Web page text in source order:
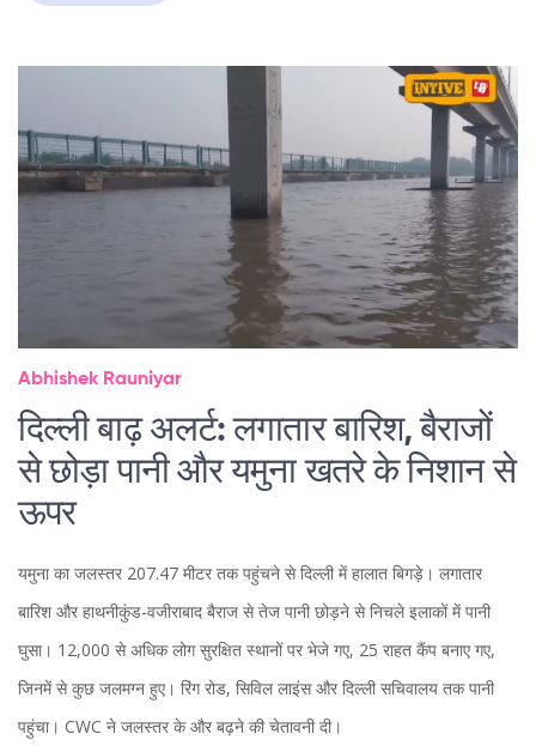
Abhishek Rauniyar
दिल्ली बाढ़ अलर्ट: लगातार बारिश, बैराजों
से छोड़ा पानी और यमुना खतरे के निशान से
ऊपर
यमुना का जलस्तर 207.47 मीटर तक पहुंचने से दिल्ली में हालात बिगड़े। लगातार
बारिश और हाथनीकुंड-वजीराबाद बैराज से तेज पानी छोड़ने से निचले इलाकों में पानी
घुसा। 12,000 से अधिक लोग सुरक्षित स्थानों पर भेजे गए, 25 राहत कैंप बनाए गए,
जिनमें से कुछ जलमग्न हुए। रिंग रोड, सिविल लाइंस और दिल्ली सचिवालय तक पानी
पहुंचा। CWC ने जलस्तर के और बढ़ने की चेतावनी दी।